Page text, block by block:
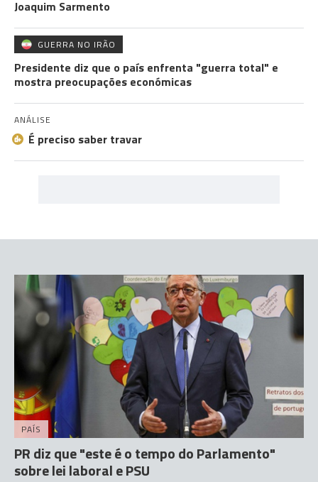
Joaquim Sarmento
GUERRA NO IRÃO
Presidente diz que o país enfrenta "guerra total" e
mostra preocupações económicas
ANÁLISE
É preciso saber travar
PAÍS
PR diz que "este é o tempo do Parlamento"
sobre lei laboral e PSU